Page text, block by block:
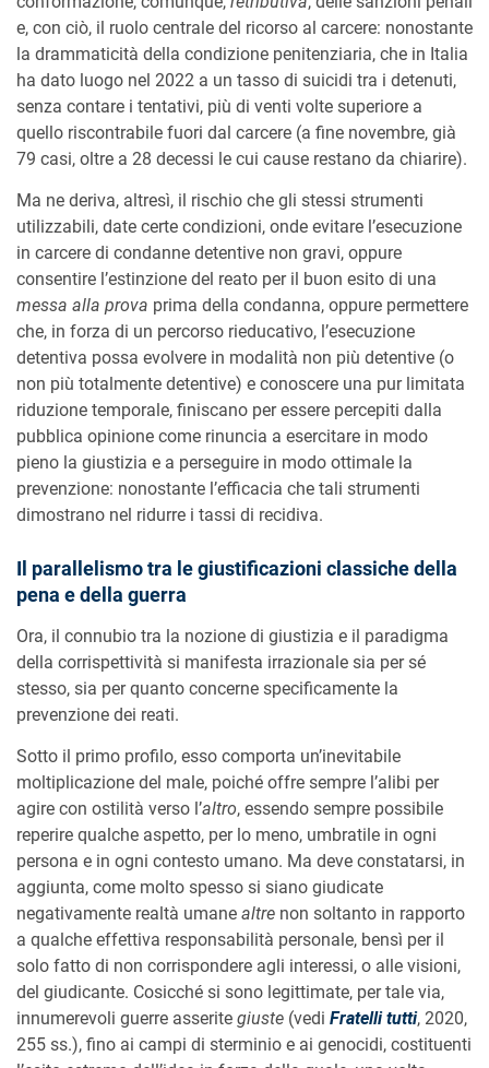
e, con ciò, il ruolo centrale del ricorso al carcere: nonostante
la drammaticità della condizione penitenziaria, che in Italia
ha dato luogo nel 2022 a un tasso di suicidi tra i detenuti,
senza contare i tentativi, più di venti volte superiore a
quello riscontrabile fuori dal carcere (a fine novembre, già
79 casi, oltre a 28 decessi le cui cause restano da chiarire).
Ma ne deriva, altresì, il rischio che gli stessi strumenti
utilizzabili, date certe condizioni, onde evitare l’esecuzione
in carcere di condanne detentive non gravi, oppure
consentire l’estinzione del reato per il buon esito di una
messa alla prova prima della condanna, oppure permettere
che, in forza di un percorso rieducativo, l’esecuzione
detentiva possa evolvere in modalità non più detentive (o
non più totalmente detentive) e conoscere una pur limitata
riduzione temporale, finiscano per essere percepiti dalla
pubblica opinione come rinuncia a esercitare in modo
pieno la giustizia e a perseguire in modo ottimale la
prevenzione: nonostante l’efficacia che tali strumenti
dimostrano nel ridurre i tassi di recidiva.
Il parallelismo tra le giustificazioni classiche della
pena e della guerra
Ora, il connubio tra la nozione di giustizia e il paradigma
della corrispettività si manifesta irrazionale sia per sé
stesso, sia per quanto concerne specificamente la
prevenzione dei reati.
Sotto il primo profilo, esso comporta un’inevitabile
moltiplicazione del male, poiché offre sempre l’alibi per
agire con ostilità verso l’altro, essendo sempre possibile
reperire qualche aspetto, per lo meno, umbratile in ogni
persona e in ogni contesto umano. Ma deve constatarsi, in
aggiunta, come molto spesso si siano giudicate
negativamente realtà umane altre non soltanto in rapporto
a qualche effettiva responsabilità personale, bensì per il
solo fatto di non corrispondere agli interessi, o alle visioni,
del giudicante. Cosicché si sono legittimate, per tale via,
innumerevoli guerre asserite giuste (vedi Fratelli tutti, 2020,
255 ss.), fino ai campi di sterminio e ai genocidi, costituenti